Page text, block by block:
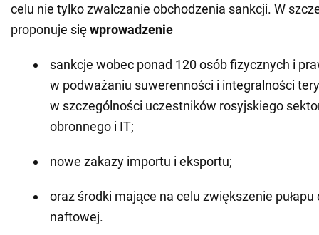
celu nie tylko zwalczanie obchodzenia sankcji. W
proponuje sięwprowadzenie
sankcje wobec ponad 120 osób fizycznych i
w podważaniu suwerenności i integralności
w szczególności uczestników rosyjskiego
obronnego i IT;
nowe zakazy importu i eksportu;
oraz środki mające na celu zwiększenie pułapu
naftowej.